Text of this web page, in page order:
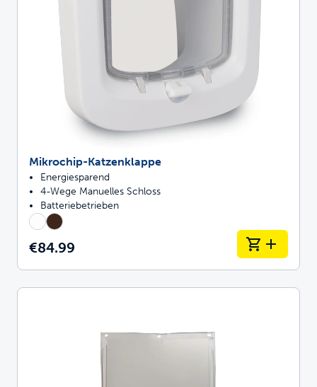
Mikrochip-Katzenklappe
Energiesparend
4-Wege Manuelles Schloss
Batteriebetrieben
€84.99